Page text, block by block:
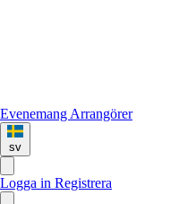
Evenemang Arrangörer
sv
Logga in Registrera